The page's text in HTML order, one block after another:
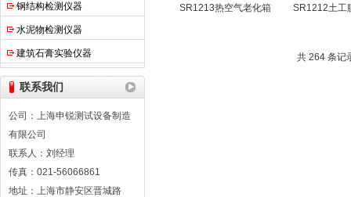
钢结构检测仪器
水泥物检测仪器
建筑石膏实验仪器
联系我们
公司：上海申锐测试设备制造
有限公司
联系人：刘经理
传真：021-56066861
地址：上海市静安区晋城路
SR1213热空气老化箱
SR1212土工
共 264 条记